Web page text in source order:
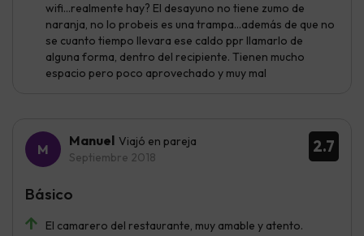
wifi...realmente hay? El desayuno no tiene zumo de
naranja, no lo probeis es una trampa...además de que no
se cuanto tiempo llevara ese caldo ppr llamarlo de
alguna forma, dentro del recipiente. Tienen mucho
espacio pero poco aprovechado y muy mal
2.7
Manuel Viajó en pareja
Septiembre 2018
El camarero del restaurante, muy amable y atento.
Básico